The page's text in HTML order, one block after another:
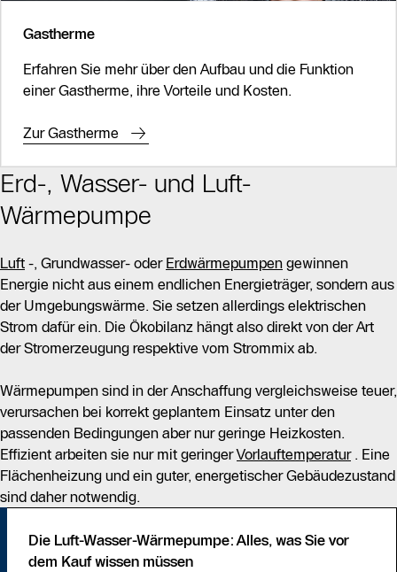
Gastherme
Erfahren Sie mehr über den Aufbau und die Funktion
einer Gastherme, ihre Vorteile und Kosten.
Zur Gastherme
Erd-, Wasser- und Luft-
Wärmepumpe
Luft -, Grundwasser- oder Erdwärmepumpen gewinnen
Energie nicht aus einem endlichen Energieträger, sondern aus
der Umgebungswärme. Sie setzen allerdings elektrischen
Strom dafür ein. Die Ökobilanz hängt also direkt von der Art
der Stromerzeugung respektive vom Strommix ab.
Wärmepumpen sind in der Anschaffung vergleichsweise teuer,
verursachen bei korrekt geplantem Einsatz unter den
passenden Bedingungen aber nur geringe Heizkosten.
Effizient arbeiten sie nur mit geringerVorlauftemperatur. Eine
Flächenheizung und ein guter, energetischer Gebäudezustand
sind daher notwendig.
Die Luft-Wasser-Wärmepumpe: Alles, was Sie vor
dem Kauf wissen müssen